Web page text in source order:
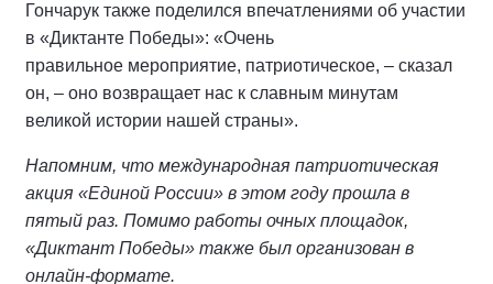
Гончарук также поделился впечатлениями об участии
в «Диктанте Победы»: «Очень
правильное мероприятие, патриотическое, – сказал
он, – оно возвращает нас к славным минутам
великой истории нашей страны».
Напомним, что международная патриотическая
акция «Единой России» в этом году прошла в
пятый раз. Помимо работы очных площадок,
«Диктант Победы» также был организован в
онлайн-формате.